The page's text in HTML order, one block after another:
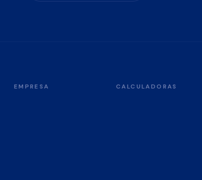
EMPRESA CALCULADORAS